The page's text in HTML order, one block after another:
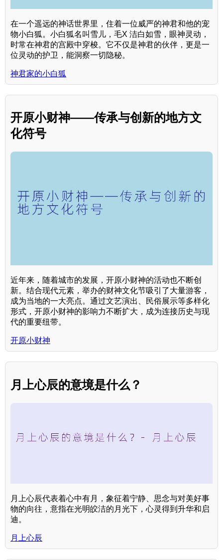
在一个遥远的神话世界里，住着一位威严的神君和他的宠
物小白狐。小白狐名叫雪儿，毛X 洁白如雪，眼神灵动，
时常在神君的宫殿中穿梭。它不仅是神君的伙伴，更是一
位灵动的护卫，能洞察一切隐秘。
神君家的小白狐
开原小财神——传承与创新的地方文
化符号
近年来，随着城市的发展，开原小财神的活动也不断创
新。结合现代元素，举办的财神文化节吸引了大量游客，
成为当地的一大亮点。通过文艺演出、民俗展示等多样化
形式，开原小财神的影响力不断扩大，成为连接历史与现
代的重要纽带。
开原小财神
月上心辰的意境是什么？
月上心辰代表着心中有月，象征着宁静、思念与对美好事
物的向往，意指在光明皎洁的月光下，心灵得到升华和启
迪。
月上心辰